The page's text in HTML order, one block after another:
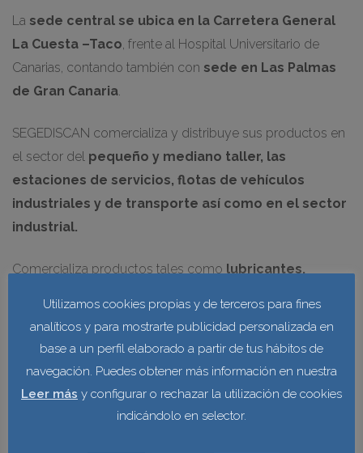
La sede central se ubica en la Carretera General
La Cuesta –Taco, frente al Hospital Universitario de
Canarias, contando también con sede en Las Palmas
de Gran Canaria.
SEGEDISCAN comercializa y distribuye sus productos en
el sector del pequeño y mediano taller, las
estaciones de servicios, flotas de vehículos
industriales y de transporte así como en el sector
industrial.
Comercializa productos tales como lubricantes,
representando marcas de prestigio como Krafft, Shell,
Cepsa, Hella, Diversey, Cotones Aguirrezabal,
Pool-Line, Iquímica, Valsons, entre otros.
Utilizamos cookies propias y de terceros para fines
analíticos y para mostrarte publicidad personalizada en
base a un perfil elaborado a partir de tus hábitos de
navegación. Puedes obtener más información en nuestra
Leer más y configurar o rechazar la utilización de cookies
indicándolo en selector.